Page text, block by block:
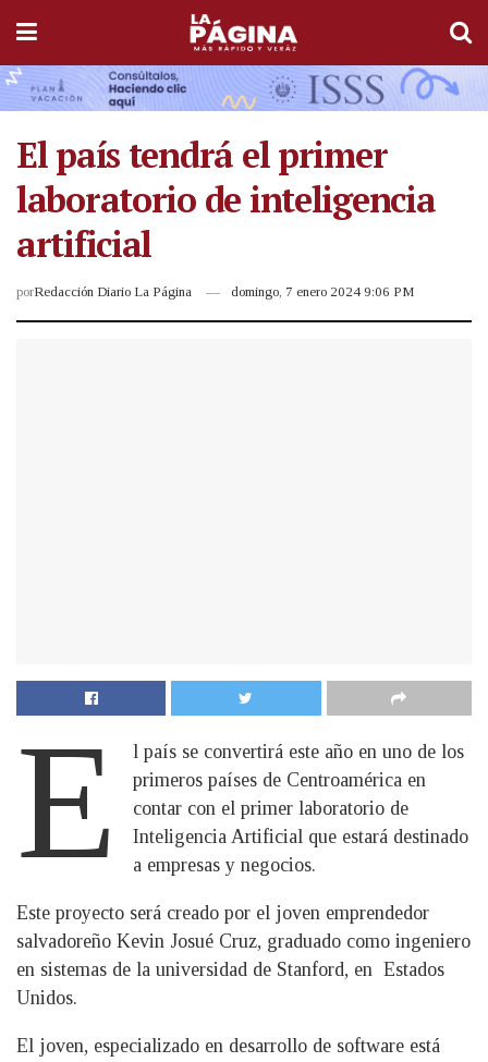
El país tendrá el primer
laboratorio de inteligencia
artificial
porRedacción Diario La Página domingo, 7 enero 2024 9:06 PM
E
l país se convertirá este año en uno de los
primeros países de Centroamérica en
contar con el primer laboratorio de
Inteligencia Artificial que estará destinado
a empresas y negocios.
Este proyecto será creado por el joven emprendedor
salvadoreño Kevin Josué Cruz, graduado como ingeniero
en sistemas de la universidad de Stanford, en Estados
Unidos.
El joven, especializado en desarrollo de software está